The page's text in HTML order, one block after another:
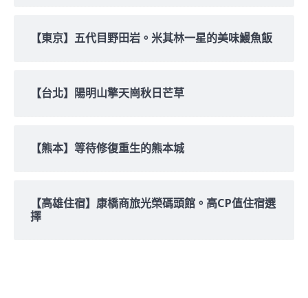
【東京】五代目野田岩。米其林一星的美味鰻魚飯
【台北】陽明山擎天崗秋日芒草
【熊本】等待修復重生的熊本城
【高雄住宿】康橋商旅光榮碼頭館。高CP值住宿選
擇